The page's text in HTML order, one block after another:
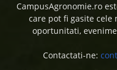
CampusAgronomie.ro
care pot fi gasite
oportunitati,
Contactati-ne: